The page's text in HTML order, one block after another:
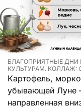
БЛАГОПРИЯТНЫЕ ДНИ
КУЛЬТУРАМ. КОЛЛАЖ:
Картофель,
убывающей Луне
направленная